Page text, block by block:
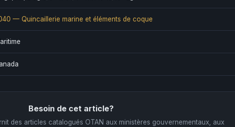
— Quincaillerie marine et éléments de coque
Besoin de cet article?
des articles catalogués OTAN aux ministères gouvernementaux, aux